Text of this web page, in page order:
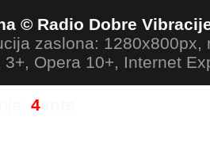
© Radio Dobre
zaslona: 1280x800px,
Opera 10+, Internet
4